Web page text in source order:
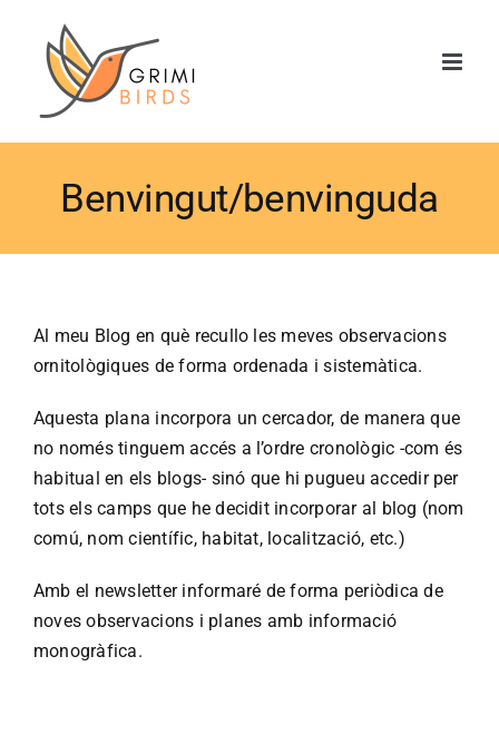
contenido
Benvingut/benvinguda
Al meu Blog en què recullo les meves observacions
ornitològiques de forma ordenada i sistemàtica.
Aquesta plana incorpora un cercador, de manera que
no només tinguem accés a l’ordre cronològic -com és
habitual en els blogs- sinó que hi pugueu accedir per
tots els camps que he decidit incorporar al blog (nom
comú, nom científic, habitat, localització, etc.)
Amb el newsletter informaré de forma periòdica de
noves observacions i planes amb informació
monogràfica.